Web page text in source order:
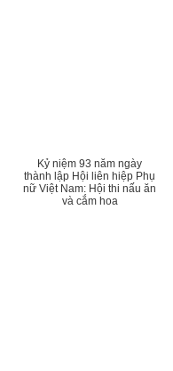
Kỷ niệm 93 năm ngày
thành lập Hội liên hiệp Phụ
nữ Việt Nam: Hội thi nấu ăn
và cắm hoa